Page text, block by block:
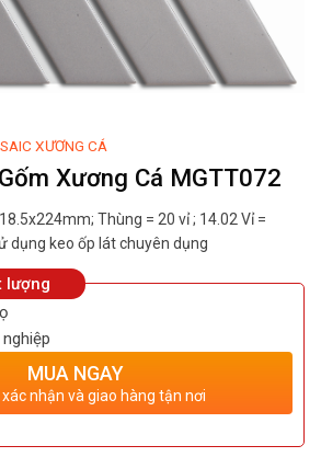
XƯƠNG CÁ
Xương Cá MGTT072
Thùng = 20 vỉ ; 14.02 Vỉ =
dụng keo ốp lát chuyên dụng
lượng
MUA NGAY
xác nhận và giao hàng tận nơi